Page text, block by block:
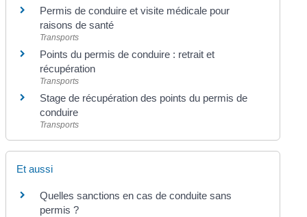
Permis de conduire et visite médicale pour
raisons de santé
Transports
Points du permis de conduire : retrait et
récupération
Transports
Stage de récupération des points du permis de
conduire
Transports
Et aussi
Quelles sanctions en cas de conduite sans
permis ?